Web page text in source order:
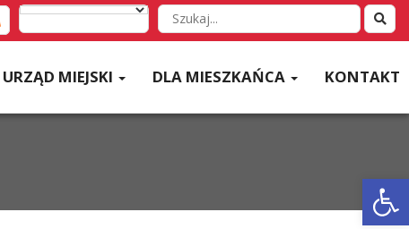
Wyszukaj
w
URZĄD MIEJSKI DLA MIESZKAŃCA KONTAKT